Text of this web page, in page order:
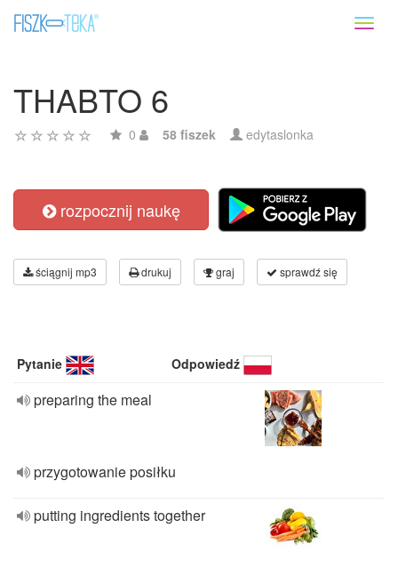
THABTO 6
0 58 fiszek edytaslonka
rozpocznij naukę
ściągnij mp3 drukuj graj sprawdź się
Pytanie Odpowiedź
preparing the meal
przygotowanie posiłku
putting ingredients together